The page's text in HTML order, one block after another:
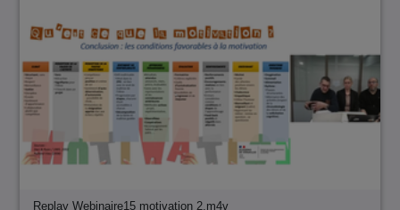
Replay Webinaire15 motivation 2.m4v